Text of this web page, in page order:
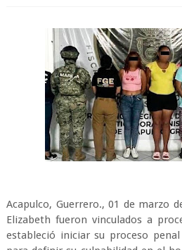
Acapulco, Guerrero., 01 de marzo
Elizabeth fueron vinculados a
estableció iniciar su proceso